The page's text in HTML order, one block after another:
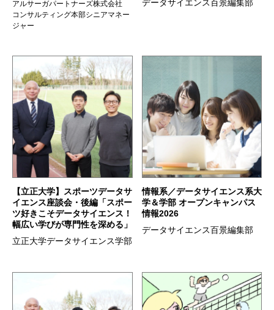
アルサーガパートナーズ株式会社
コンサルティング本部シニアマネー
ジャー
データサイエンス百景編集部
【立正大学】スポーツデータサ
イエンス座談会・後編「スポー
ツ好きこそデータサイエンス！
幅広い学びが専門性を深める」
立正大学データサイエンス学部
情報系／データサイエンス系大
学＆学部 オープンキャンパス
情報2026
データサイエンス百景編集部